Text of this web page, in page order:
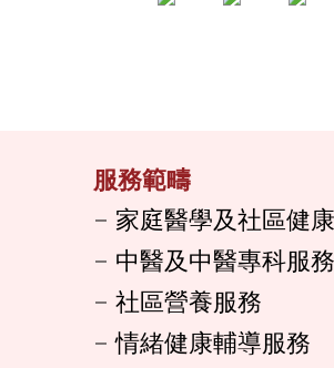
服務範疇
家庭醫學及社區健
中醫及中醫專科服務
社區營養服務
情緒健康輔導服務